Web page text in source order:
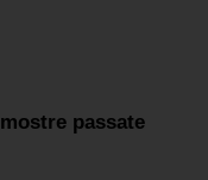
mostre passate